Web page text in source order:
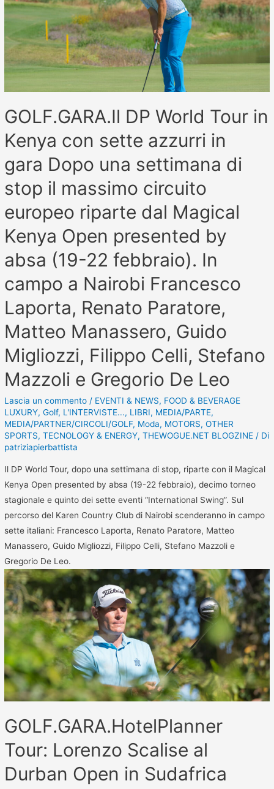
GOLF.GARA.Il DP World Tour in
Kenya con sette azzurri in
gara Dopo una settimana di
stop il massimo circuito
europeo riparte dal Magical
Kenya Open presented by
absa (19-22 febbraio). In
campo a Nairobi Francesco
Laporta, Renato Paratore,
Matteo Manassero, Guido
Migliozzi, Filippo Celli, Stefano
Mazzoli e Gregorio De Leo
Lascia un commento / EVENTI & NEWS, FOOD & BEVERAGE
LUXURY,Golf, L'INTERVISTE..., LIBRI, MEDIA/PARTE,
MEDIA/PARTNER/CIRCOLI/GOLF, Moda, MOTORS,OTHER
SPORTS,TECNOLOGY & ENERGY,THEWOGUE.NET BLOGZINE / Di
patriziapierbattista
Il DP World Tour, dopo una settimana di stop, riparte con il Magical
Kenya Open presented by absa (19-22 febbraio), decimo torneo
stagionale e quinto dei sette eventi “International Swing”. Sul
percorso del Karen Country Club di Nairobi scenderanno in campo
sette italiani: Francesco Laporta, Renato Paratore, Matteo
Manassero, Guido Migliozzi, Filippo Celli, Stefano Mazzoli e
Gregorio De Leo.
GOLF.GARA.HotelPlanner
Tour: Lorenzo Scalise al
Durban Open in Sudafrica